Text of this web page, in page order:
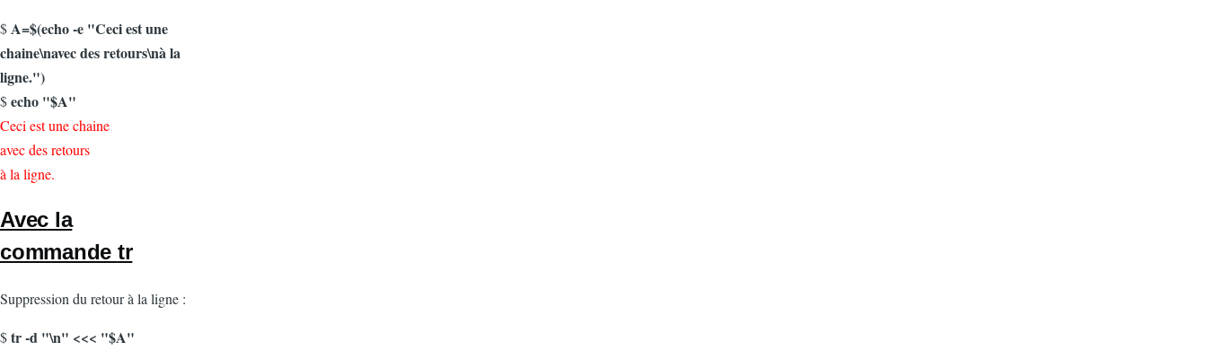
$A=$(echo -e "Ceci est une
chaine\navec des retours\nà la
ligne.")
$echo "$A"
Ceci est une chaine
avec des retours
à la ligne.
Avec la
commande tr
Suppression du retour à la ligne :
$tr -d "\n" <<< "$A"